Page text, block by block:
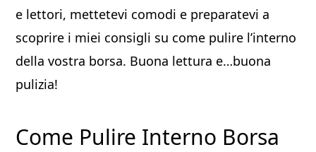
e lettori, mettetevi comodi e preparatevi a
scoprire i miei consigli su come pulire l’interno
della vostra borsa. Buona lettura e…buona
pulizia!
Come Pulire Interno Borsa